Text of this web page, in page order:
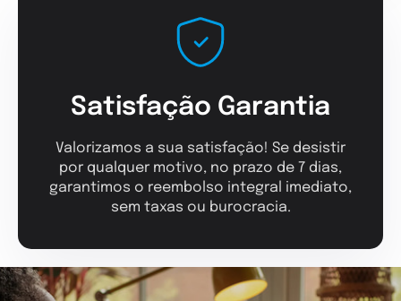
Satisfação Garantia
Valorizamos a sua satisfação! Se desistir
por qualquer motivo, no prazo de 7 dias,
garantimos o reembolso integral imediato,
sem taxas ou burocracia.